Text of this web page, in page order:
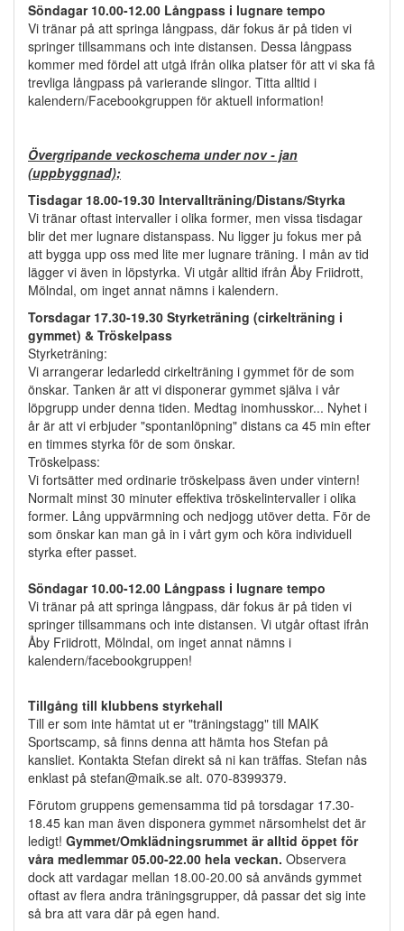
Söndagar 10.00-12.00 Långpass i lugnare tempo
Vi tränar på att springa långpass, där fokus är på tiden vi
springer tillsammans och inte distansen. Dessa långpass
kommer med fördel att utgå ifrån olika platser för att vi ska få
trevliga långpass på varierande slingor. Titta alltid i
kalendern/Facebookgruppen för aktuell information!
Övergripande veckoschema under nov - jan
(uppbyggnad);
Tisdagar 18.00-19.30 Intervallträning/Distans/Styrka
Vi tränar oftast intervaller i olika former, men vissa tisdagar
blir det mer lugnare distanspass. Nu ligger ju fokus mer på
att bygga upp oss med lite mer lugnare träning. I mån av tid
lägger vi även in löpstyrka. Vi utgår alltid ifrån Åby Friidrott,
Mölndal, om inget annat nämns i kalendern.
Torsdagar 17.30-19.30 Styrketräning (cirkelträning i
gymmet) & Tröskelpass
Styrketräning:
Vi arrangerar ledarledd cirkelträning i gymmet för de som
önskar. Tanken är att vi disponerar gymmet själva i vår
löpgrupp under denna tiden. Medtag inomhusskor... Nyhet i
år är att vi erbjuder "spontanlöpning" distans ca 45 min efter
en timmes styrka för de som önskar.
Tröskelpass:
Vi fortsätter med ordinarie tröskelpass även under vintern!
Normalt minst 30 minuter effektiva tröskelintervaller i olika
former. Lång uppvärmning och nedjogg utöver detta. För de
som önskar kan man gå in i vårt gym och köra individuell
styrka efter passet.
Söndagar 10.00-12.00 Långpass i lugnare tempo
Vi tränar på att springa långpass, där fokus är på tiden vi
springer tillsammans och inte distansen. Vi utgår oftast ifrån
Åby Friidrott, Mölndal, om inget annat nämns i
kalendern/facebookgruppen!
Tillgång till klubbens styrkehall
Till er som inte hämtat ut er "träningstagg" till MAIK
Sportscamp, så finns denna att hämta hos Stefan på
kansliet. Kontakta Stefan direkt så ni kan träffas. Stefan nås
enklast på stefan@maik.se alt. 070-8399379.
Förutom gruppens gemensamma tid på torsdagar 17.30-
18.45 kan man även disponera gymmet närsomhelst det är
ledigt! Gymmet/Omklädningsrummet är alltid öppet för
våra medlemmar 05.00-22.00 hela veckan. Observera
dock att vardagar mellan 18.00-20.00 så används gymmet
oftast av flera andra träningsgrupper, då passar det sig inte
så bra att vara där på egen hand.